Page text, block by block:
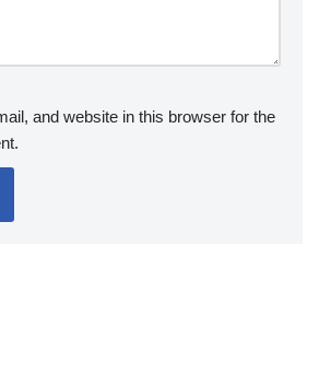
and website in this browser for the